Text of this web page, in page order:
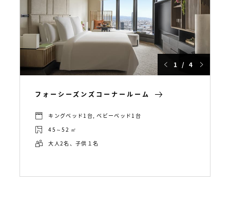
1 / 4
フォーシーズンズコーナールーム
キングベッド1台, ベビーベッド1台
45～52 ㎡
大人2名、子供１名